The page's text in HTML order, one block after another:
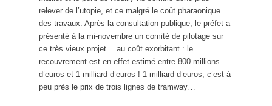
relever de l’utopie, et ce malgré le coût pharaonique
des travaux. Après la consultation publique, le préfet a
présenté à la mi-novembre un comité de pilotage sur
ce très vieux projet… au coût exorbitant : le
recouvrement est en effet estimé entre 800 millions
d’euros et 1 milliard d’euros ! 1 milliard d’euros, c’est à
peu près le prix de trois lignes de tramway…